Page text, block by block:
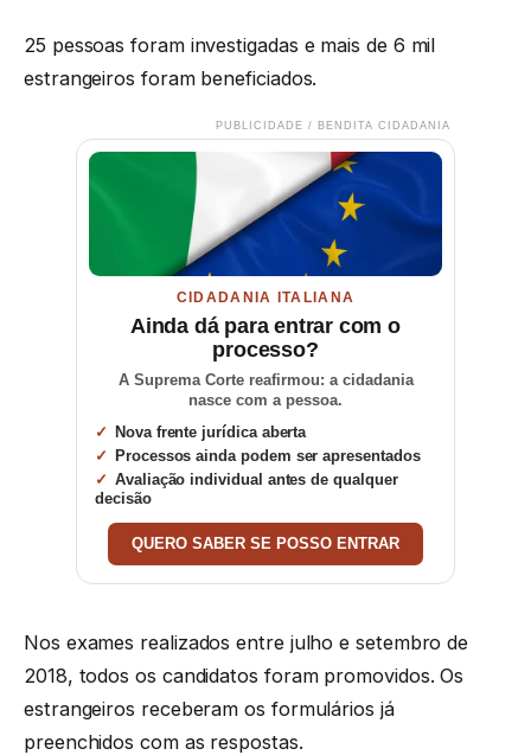
25 pessoas foram investigadas e mais de 6 mil
estrangeiros foram beneficiados.
PUBLICIDADE / BENDITA CIDADANIA
CIDADANIA ITALIANA
Ainda dá para entrar com o
processo?
A Suprema Corte reafirmou: a cidadania
nasce com a pessoa.
Nova frente jurídica aberta
Processos ainda podem ser apresentados
Avaliação individual antes de qualquer
decisão
QUERO SABER SE POSSO ENTRAR
Nos exames realizados entre julho e setembro de
2018, todos os candidatos foram promovidos. Os
estrangeiros receberam os formulários já
preenchidos com as respostas.